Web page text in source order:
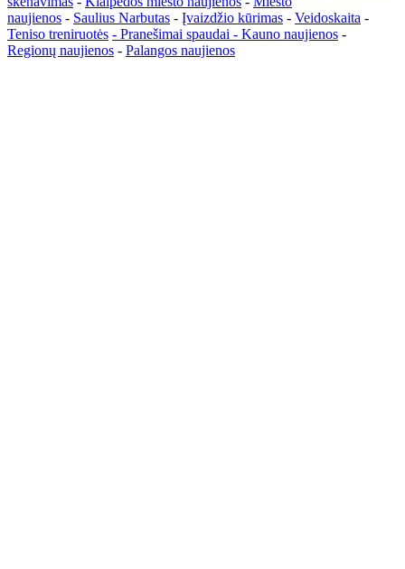
naujienos - Saulius Narbutas - Įvaizdžio kūrimas - Veidoskaita -
Teniso treniruotės - Pranešimai spaudai - Kauno naujienos -
Regionų naujienos - Palangos naujienos